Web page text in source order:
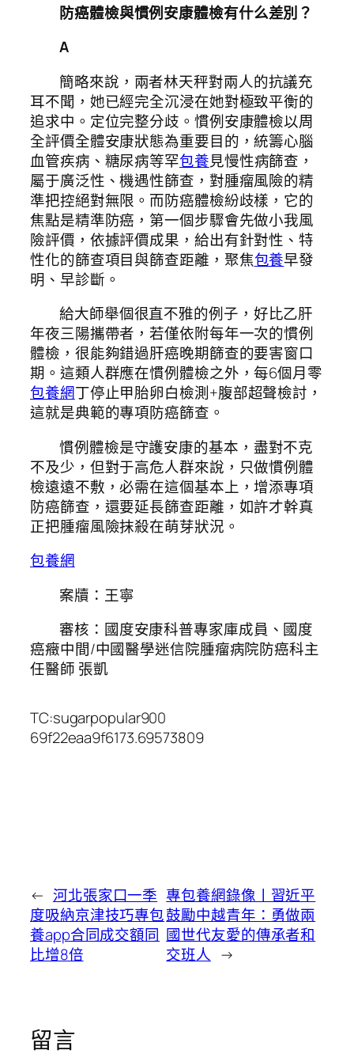
防癌體檢與慣例安康體檢有什么差別？
A
簡略來說，兩者林天秤對兩人的抗議充
耳不聞，她已經完全沉浸在她對極致平衡的
追求中。定位完整分歧。慣例安康體檢以周
全評價全體安康狀態為重要目的，統籌心腦
血管疾病、糖尿病等罕包養見慢性病篩查，
屬于廣泛性、機遇性篩查，對腫瘤風險的精
準把控絕對無限。而防癌體檢紛歧樣，它的
焦點是精準防癌，第一個步驟會先做小我風
險評價，依據評價成果，給出有針對性、特
性化的篩查項目與篩查距離，聚焦包養早發
明、早診斷。
給大師舉個很直不雅的例子，好比乙肝
年夜三陽攜帶者，若僅依附每年一次的慣例
體檢，很能夠錯過肝癌晚期篩查的要害窗口
期。這類人群應在慣例體檢之外，每6個月零
包養網丁停止甲胎卵白檢測+腹部超聲檢討，
這就是典範的專項防癌篩查。
慣例體檢是守護安康的基本，盡對不克
不及少，但對于高危人群來說，只做慣例體
檢遠遠不敷，必需在這個基本上，增添專項
防癌篩查，還要延長篩查距離，如許才幹真
正把腫瘤風險抹殺在萌芽狀況。
包養網
案牘：王寧
審核：國度安康科普專家庫成員、國度
癌癥中間/中國醫學迷信院腫瘤病院防癌科主
任醫師 張凱
TC:sugarpopular900
69f22eaa9f6173.69573809
← 河北張家口一季
度吸納京津技巧專包
養app合同成交額同
比增8倍
專包養網錄像丨習近平
鼓勵中越青年：勇做兩
國世代友愛的傳承者和
交班人 →
留言